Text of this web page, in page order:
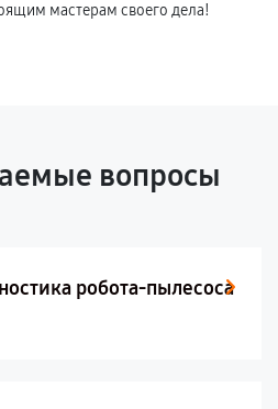
мастерам своего дела!
вопросы
робота-пылесоса